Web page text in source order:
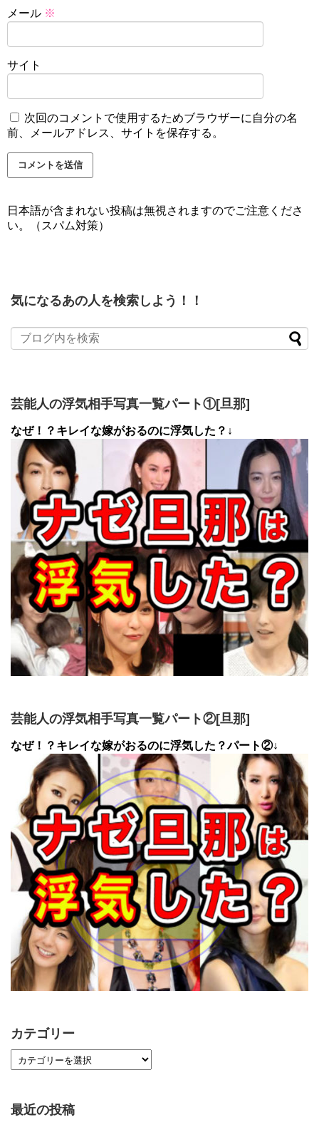
メール ※
サイト
次回のコメントで使用するためブラウザーに自分の名
前、メールアドレス、サイトを保存する。
日本語が含まれない投稿は無視されますのでご注意くださ
い。（スパム対策）
気になるあの人を検索しよう！！
芸能人の浮気相手写真一覧パート①[旦那]
なぜ！？キレイな嫁がおるのに浮気した？↓
芸能人の浮気相手写真一覧パート②[旦那]
なぜ！？キレイな嫁がおるのに浮気した？パート②↓
カテゴリー
最近の投稿